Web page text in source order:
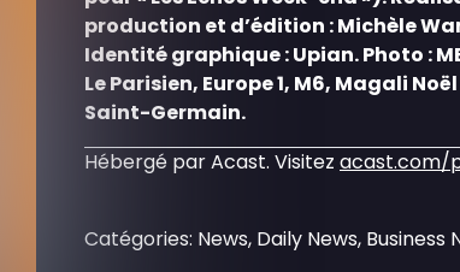
production et d’édition : Michèle
Identité graphique : Upian. Photo :
Le Parisien, Europe 1, M6, Magali
Saint-Germain.
Hébergé par Acast. Visitez acast.com/
Catégories: News, Daily News,